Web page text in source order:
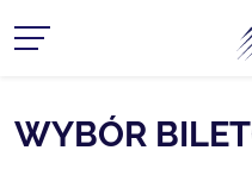
MENU ROZWIJANE
WYBÓR